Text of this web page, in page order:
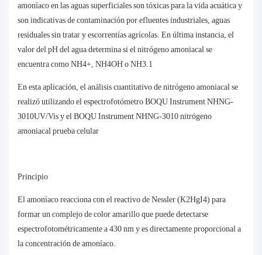
amoníaco en las aguas superficiales son tóxicas para la vida acuática y
son indicativas de contaminación por efluentes industriales, aguas
residuales sin tratar y escorrentías agrícolas. En última instancia, el
valor del pH del agua determina si el nitrógeno amoniacal se
encuentra como NH4+, NH4OH o NH3.1
En esta aplicación, el análisis cuantitativo de nitrógeno amoniacal se
realizó utilizando el espectrofotómetro BOQU Instrument NHNG-
3010UV/Vis y el BOQU Instrument NHNG-3010nitrógeno
amoniacalprueba celular
Principio
El amoníaco reacciona con el reactivo de Nessler (K2HgI4) para
formar un complejo de color amarillo que puede detectarse
espectrofotométricamente a 430 nm y es directamente proporcional a
la concentración de amoníaco.